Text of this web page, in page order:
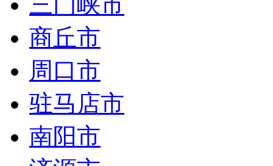
商丘市
周口市
驻马店市
南阳市